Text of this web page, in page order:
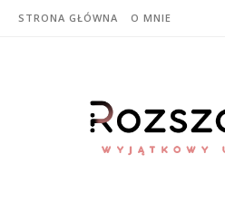
STRONA GŁÓWNA O MNIE